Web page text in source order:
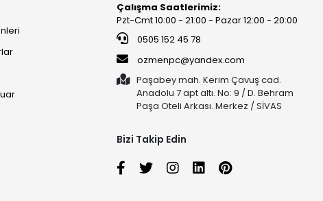
Çalışma Saatlerimiz:
Pzt-Cmt 10:00 - 21:00 - Pazar 12:00 - 20:00
0505 152 45 78
ozmenpc@yandex.com
Paşabey mah. Kerim Çavuş cad.
Anadolu 7 apt altı. No: 9 / D. Behram
Paşa Oteli Arkası. Merkez / SİVAS
Bizi Takip Edin